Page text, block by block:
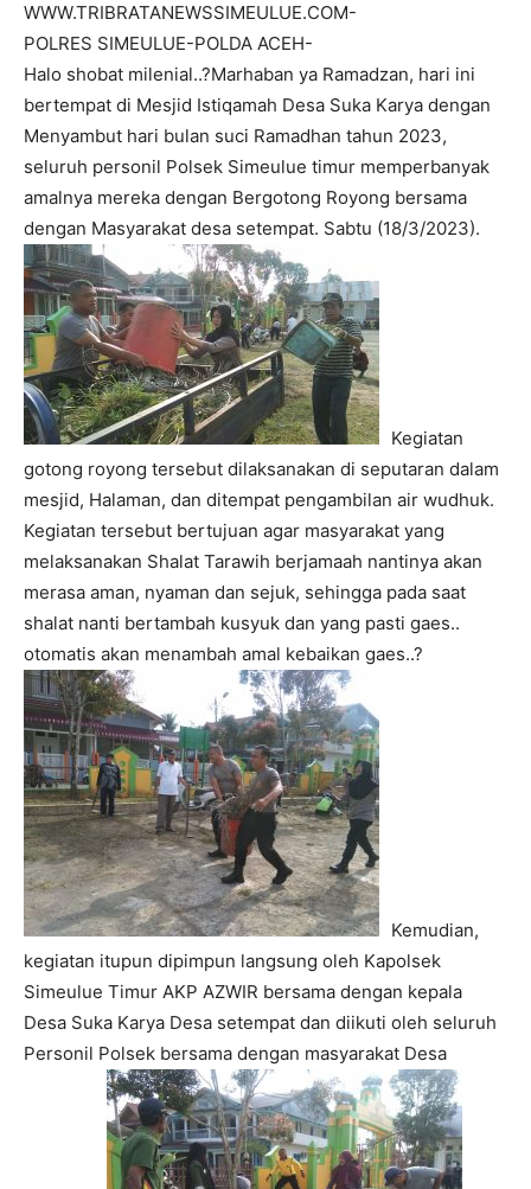
WWW.TRIBRATANEWSSIMEULUE.COM-
POLRES SIMEULUE-POLDA ACEH-
Halo shobat milenial..?Marhaban ya Ramadzan, hari ini
bertempat di Mesjid Istiqamah Desa Suka Karya dengan
Menyambut hari bulan suci Ramadhan tahun 2023,
seluruh personil Polsek Simeulue timur memperbanyak
amalnya mereka dengan Bergotong Royong bersama
dengan Masyarakat desa setempat. Sabtu (18/3/2023).
Kegiatan
gotong royong tersebut dilaksanakan di seputaran dalam
mesjid, Halaman, dan ditempat pengambilan air wudhuk.
Kegiatan tersebut bertujuan agar masyarakat yang
melaksanakan Shalat Tarawih berjamaah nantinya akan
merasa aman, nyaman dan sejuk, sehingga pada saat
shalat nanti bertambah kusyuk dan yang pasti gaes..
otomatis akan menambah amal kebaikan gaes..?
Kemudian,
kegiatan itupun dipimpun langsung oleh Kapolsek
Simeulue Timur AKP AZWIR bersama dengan kepala
Desa Suka Karya Desa setempat dan diikuti oleh seluruh
Personil Polsek bersama dengan masyarakat Desa